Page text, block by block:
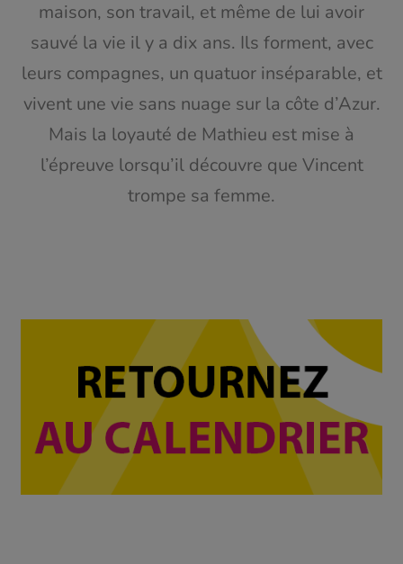
maison, son travail, et même de lui avoir
sauvé la vie il y a dix ans. Ils forment, avec
leurs compagnes, un quatuor inséparable, et
vivent une vie sans nuage sur la côte d’Azur.
Mais la loyauté de Mathieu est mise à
l’épreuve lorsqu’il découvre que Vincent
trompe sa femme.